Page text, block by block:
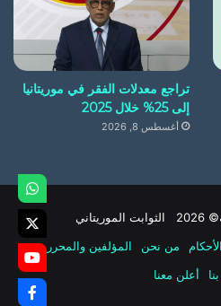
تراجع معدلات الفقر في موريتانيا
إلى 25% خلال 2025
أغسطس 8, 2026
من نحن
المؤلفين والمحررين
أعلن معنا